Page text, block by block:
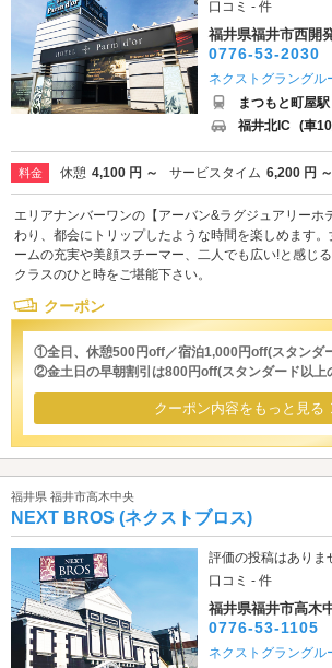
口コミ - 件
福井県福井市西開
0776-53-2030
ネクストグラングル
まつもと町屋
福井北IC (車
料金 休憩 4,100 円 ～ サービスタイム 6,200 円 ～
エリアナンバーワンの【アーバン&ラグジュアリーホ
わり、都会にトリップしたような時間を楽しめます
ームの充実や美顔スチーマー、二人でも広い!と感じ
クラスのひと時をご堪能下さい。
クーポン
①全日、休憩500円off／宿泊1,000円off(スタンダ
②金土日の早朝割引は800円off(スタンダード以上
クーポン内容をもっと見る
福井県 福井市高木中央
NEXT BROS (ネクストブロス)
評価の投稿はありま
口コミ - 件
福井県福井市高木
0776-53-1105
ネクストグラングル